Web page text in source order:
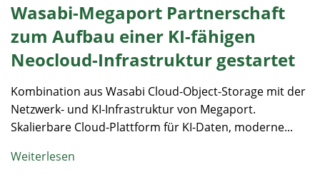
Wasabi-Megaport Partnerschaft
zum Aufbau einer KI-fähigen
Neocloud-Infrastruktur gestartet
Kombination aus Wasabi Cloud-Object-Storage mit der
Netzwerk- und KI-Infrastruktur von Megaport.
Skalierbare Cloud-Plattform für KI-Daten, moderne...
Weiterlesen